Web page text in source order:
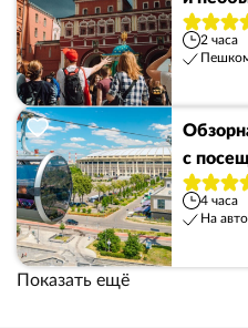
2 часа
с
4 часа
На
Показать ещё